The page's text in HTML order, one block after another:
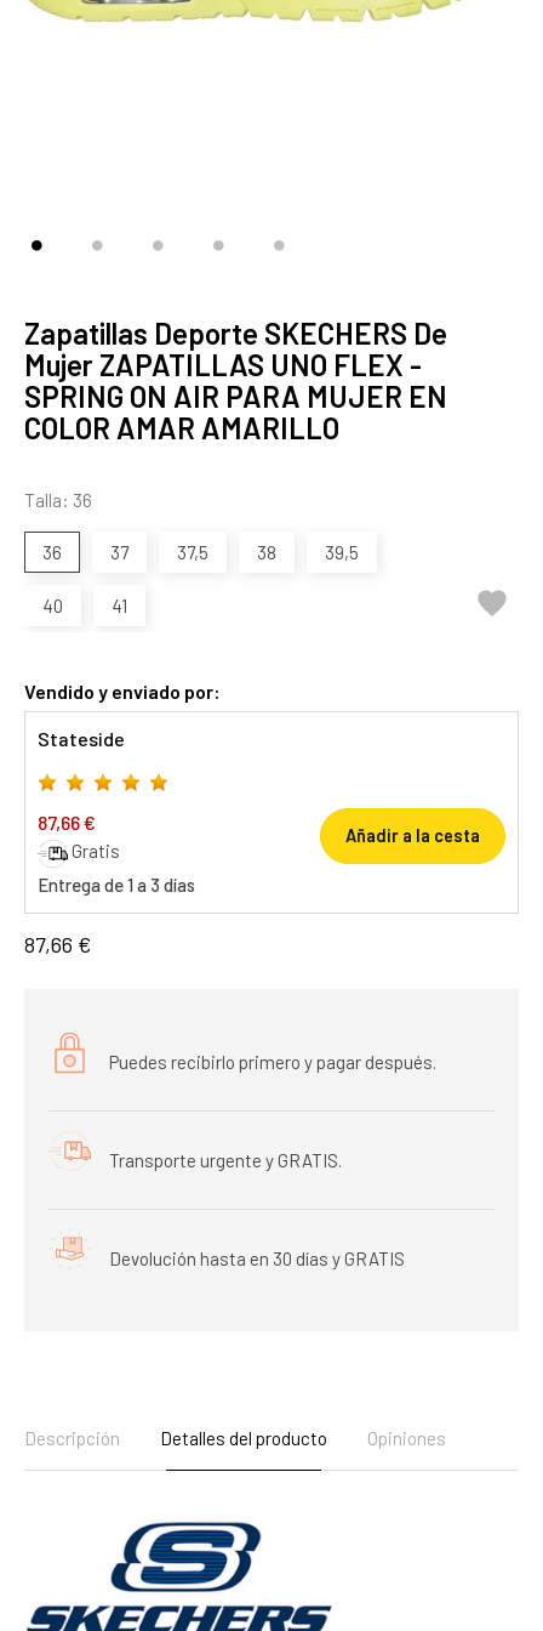
Zapatillas Deporte SKECHERS De
Mujer ZAPATILLAS UNO FLEX -
SPRING ON AIR PARA MUJER EN
COLOR AMAR AMARILLO
Talla: 36
36 37 37,5 38 39,5
40 41 
Vendido y enviado por:
Stateside
87,66 €
Gratis
Entrega de 1 a 3 días
Añadir a la cesta
87,66 €
Puedes recibirlo primero y pagar después.
Transporte urgente y GRATIS.
Devolución hasta en 30 días y GRATIS
Descripción Detalles del producto Opiniones